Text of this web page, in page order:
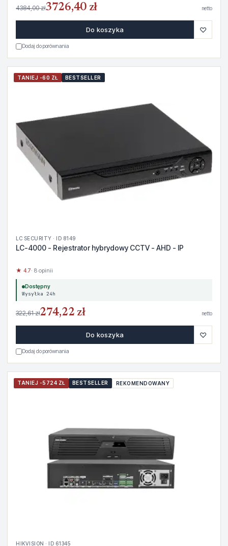
4384,00 zł3726,40 zł netto
Do koszyka ♡
Dodaj do porównania
TANIEJ -60 ZŁ BESTSELLER
LC SECURITY · ID 8149
LC-4000 - Rejestrator hybrydowy CCTV - AHD - IP
★ 4.7· 8 opinii
Dostępny
Wysyłka 24h
322,61 zł274,22 zł netto
Do koszyka ♡
Dodaj do porównania
TANIEJ -5724 ZŁ BESTSELLER REKOMENDOWANY
HIKVISION · ID 61345